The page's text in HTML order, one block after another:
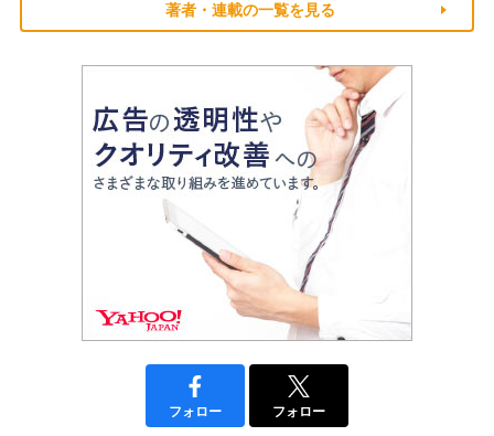
著者・連載の一覧を見る
フォロー フォロー